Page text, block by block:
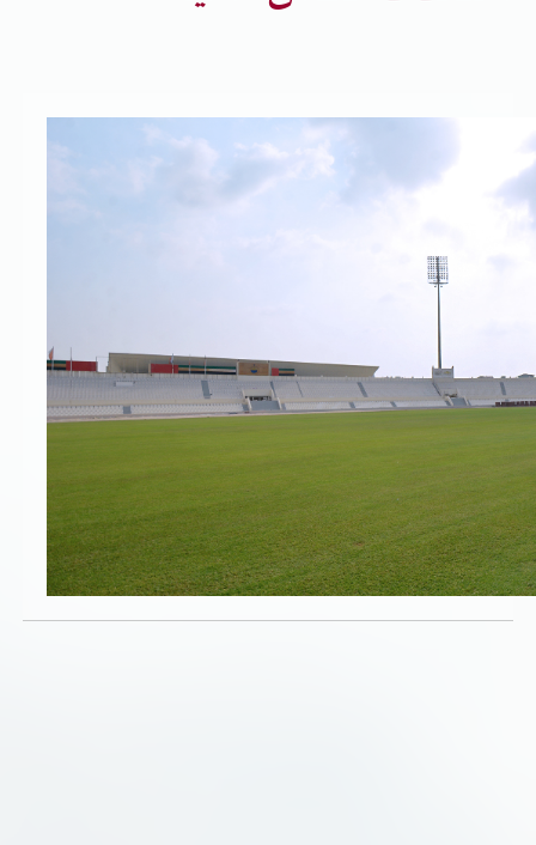
سياسة النظام الإداري المتكامل
جوائز و شهادات
سياسة نظام إدارة المرافق
المنشآت العمرانية
خدمات الدائرة